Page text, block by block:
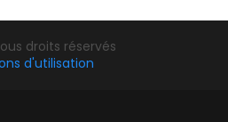
droits réservés
d'utilisation